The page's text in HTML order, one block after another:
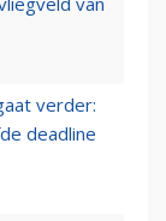
verder:
deadline